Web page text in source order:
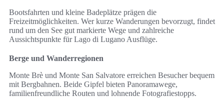
Bootsfahrten und kleine Badeplätze prägen die
Freizeitmöglichkeiten. Wer kurze Wanderungen bevorzugt, findet
rund um den See gut markierte Wege und zahlreiche
Aussichtspunkte für Lago di Lugano Ausflüge.
Berge und Wanderregionen
Monte Brè und Monte San Salvatore erreichen Besucher bequem
mit Bergbahnen. Beide Gipfel bieten Panoramawege,
familienfreundliche Routen und lohnende Fotografiestopps.